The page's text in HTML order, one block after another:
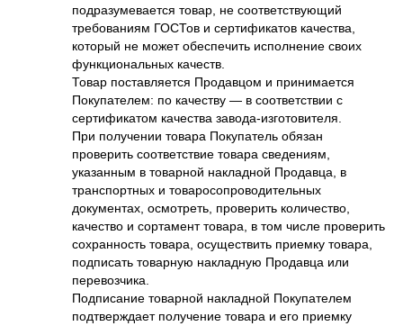
подразумевается товар, не соответствующий
требованиям ГОСТов и сертификатов качества,
который не может обеспечить исполнение своих
функциональных качеств.
Товар поставляется Продавцом и принимается
Покупателем: по качеству — в соответствии с
сертификатом качества завода-изготовителя.
При получении товара Покупатель обязан
проверить соответствие товара сведениям,
указанным в товарной накладной Продавца, в
транспортных и товаросопроводительных
документах, осмотреть, проверить количество,
качество и сортамент товара, в том числе проверить
сохранность товара, осуществить приемку товара,
подписать товарную накладную Продавца или
перевозчика.
Подписание товарной накладной Покупателем
подтверждает получение товара и его приемку